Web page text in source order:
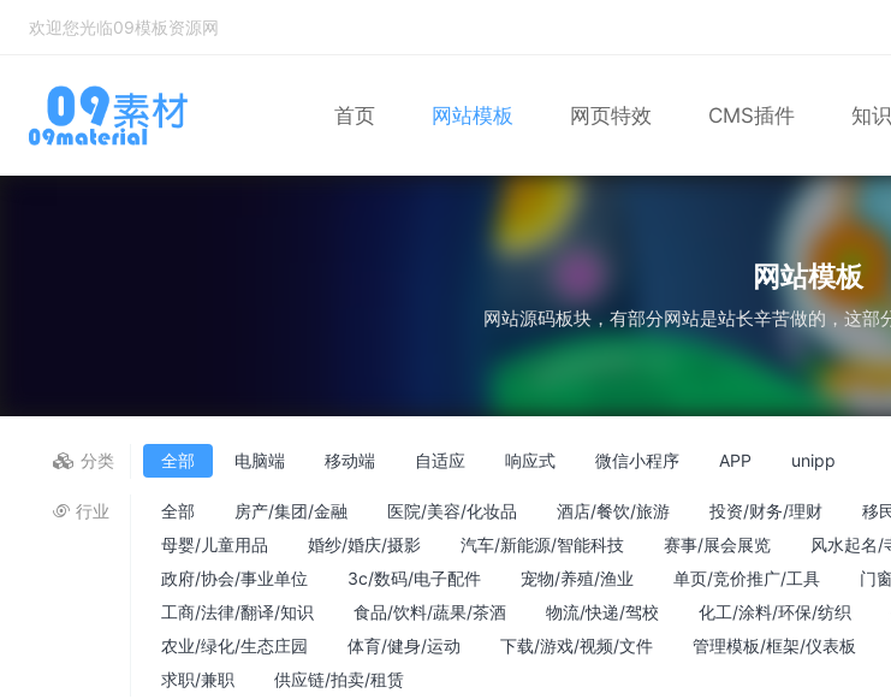
欢迎您光临09模板资源网
首页 网站模板 网页特效 CMS插件 知
网站模板
网站源码板块，有部分网站是站长辛苦做的，这部
分类 全部 电脑端 移动端 自适应 响应式 微信小程序 APP unipp
行业 全部 房产/集团/金融 医院/美容/化妆品 酒店/餐饮/旅游 投资/财务/理财 移
母婴/儿童用品
婚纱/婚庆/摄影 汽车/新能源/智能科技 赛事/展会展览 风水起名/
政府/协会/事业单位
3c/数码/电子配件 宠物/养殖/渔业 单页/竞价推广/工具 门
工商/法律/翻译/知识
食品/饮料/蔬果/茶酒 物流/快递/驾校 化工/涂料/环保/纺织
农业/绿化/生态庄园
体育/健身/运动 下载/游戏/视频/文件 管理模板/框架/仪表板
求职/兼职
供应链/拍卖/租赁